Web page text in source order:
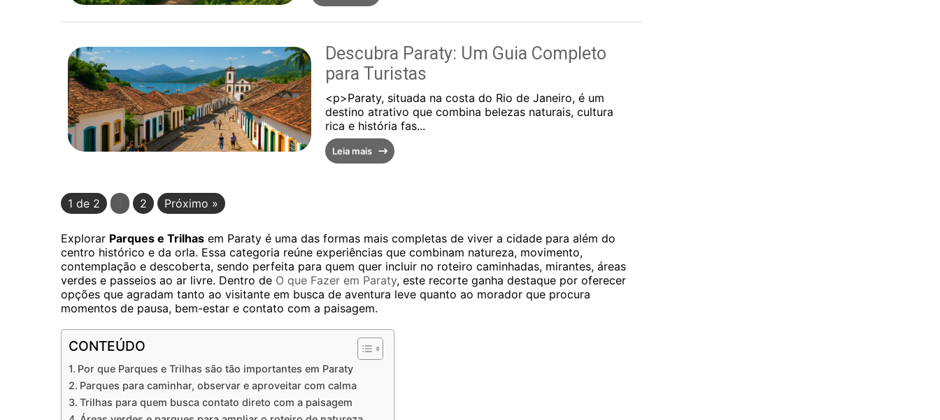
Descubra Paraty: Um Guia Completo
para Turistas
<p>Paraty, situada na costa do Rio de Janeiro, é um
destino atrativo que combina belezas naturais, cultura
rica e história fas...
Leia mais
1 de 2 2 Próximo »
Explorar Parques e Trilhas em Paraty é uma das formas mais completas de viver a cidade para além do
centro histórico e da orla. Essa categoria reúne experiências que combinam natureza, movimento,
contemplação e descoberta, sendo perfeita para quem quer incluir no roteiro caminhadas, mirantes, áreas
verdes e passeios ao ar livre. Dentro de O que Fazer em Paraty, este recorte ganha destaque por oferecer
opções que agradam tanto ao visitante em busca de aventura leve quanto ao morador que procura
momentos de pausa, bem-estar e contato com a paisagem.
CONTEÚDO
Por que Parques e Trilhas são tão importantes em Paraty
Parques para caminhar, observar e aproveitar com calma
Trilhas para quem busca contato direto com a paisagem